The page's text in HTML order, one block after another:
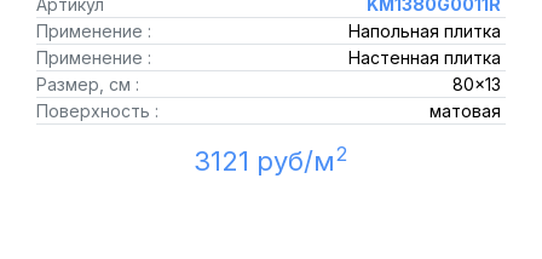
Артикул
KM1380G0011R
Применение :
Напольная плитка
Применение :
Настенная плитка
Размер, см :
80x13
Поверхность :
матовая
3121 руб/м2